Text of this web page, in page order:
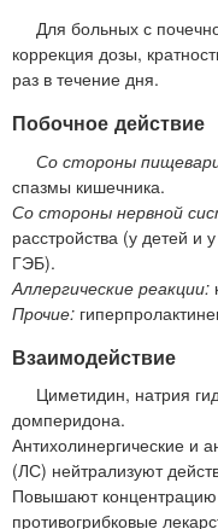
Для больных с
коррекция дозы,
раз в течение дня.
Побочное действие
Со стороны
спазмы кишечника.
Со стороны нервной
расстройства (у детей
ГЭБ).
Аллергические реакции:
Прочие:
Взаимодействие
Циметидин, натрия
домперидона.
Антихолинергические и
(ЛС) нейтрализуют
Повышают
противогрибковые